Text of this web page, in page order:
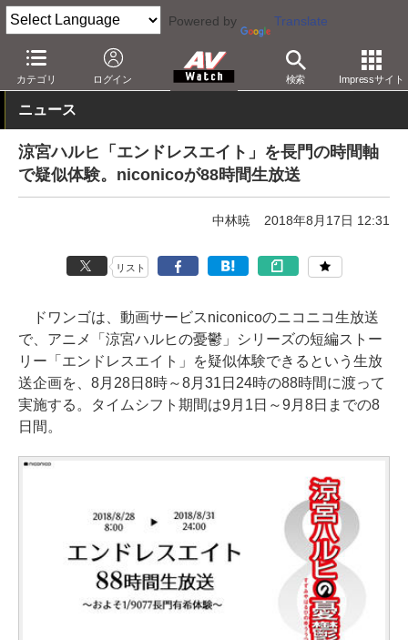
Powered by Translate
カテゴリ ログイン 検索 Impressサイト
AV Watch コンテンツ・サービス 映像配信 niconico
ニュース
涼宮ハルヒ「エンドレスエイト」を長門の時間軸
で疑似体験。niconicoが88時間生放送
中林暁 2018年8月17日 12:31
リスト
ドワンゴは、動画サービスniconicoのニコニコ生放送
で、アニメ「涼宮ハルヒの憂鬱」シリーズの短編ストー
リー「エンドレスエイト」を疑似体験できるという生放
送企画を、8月28日8時～8月31日24時の88時間に渡って
実施する。タイムシフト期間は9月1日～9月8日までの8
日間。